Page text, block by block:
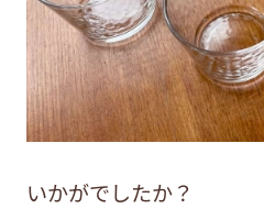
いかがでしたか？